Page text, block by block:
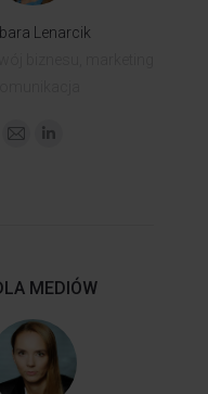
Lenarcik
MEDIÓW